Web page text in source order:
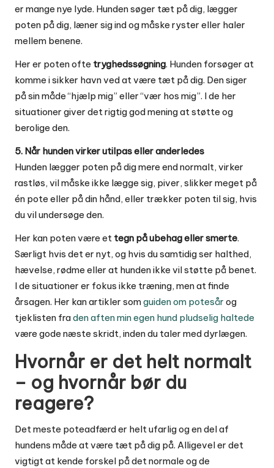
er mange nye lyde. Hunden søger tæt på dig, lægger
poten på dig, læner sig ind og måske ryster eller haler
mellem benene.
Her er poten ofte tryghedssøgning. Hunden forsøger at
komme i sikker havn ved at være tæt på dig. Den siger
på sin måde “hjælp mig” eller “vær hos mig”. I de her
situationer giver det rigtig god mening at støtte og
berolige den.
5. Når hunden virker utilpas eller anderledes
Hunden lægger poten på dig mere end normalt, virker
rastløs, vil måske ikke lægge sig, piver, slikker meget på
én pote eller på din hånd, eller trækker poten til sig, hvis
du vil undersøge den.
Her kan poten være et tegn på ubehag eller smerte.
Særligt hvis det er nyt, og hvis du samtidig ser halthed,
hævelse, rødme eller at hunden ikke vil støtte på benet.
I de situationer er fokus ikke træning, men at finde
årsagen. Her kan artikler somguiden om potesår og
tjeklisten fraden aften min egen hund pludselig haltede
være gode næste skridt, inden du taler med dyrlægen.
Hvornår er det helt normalt
– og hvornår bør du
reagere?
Det meste poteadfærd er helt ufarlig og en del af
hundens måde at være tæt på dig på. Alligevel er det
vigtigt at kende forskel på det normale og de